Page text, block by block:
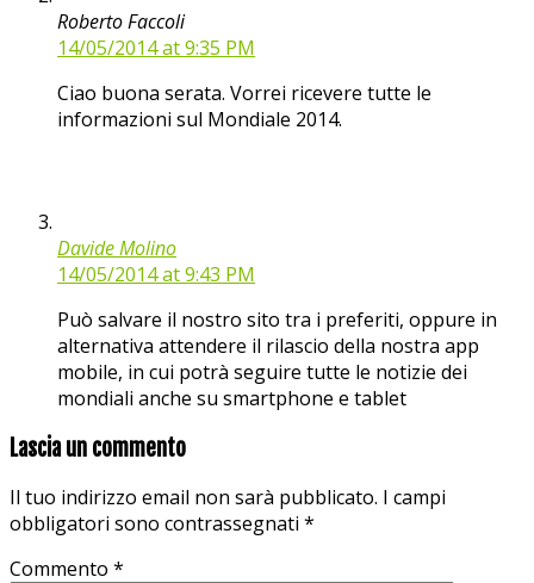
Roberto Faccoli
14/05/2014 at 9:35 PM
Ciao buona serata. Vorrei ricevere tutte le
informazioni sul Mondiale 2014.
Davide Molino
14/05/2014 at 9:43 PM
Può salvare il nostro sito tra i preferiti, oppure in
alternativa attendere il rilascio della nostra app
mobile, in cui potrà seguire tutte le notizie dei
mondiali anche su smartphone e tablet
Lascia un commento
Il tuo indirizzo email non sarà pubblicato. I campi
obbligatori sono contrassegnati *
Commento *